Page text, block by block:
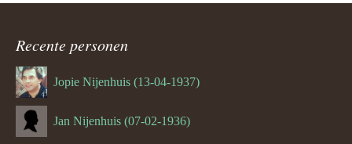
Recente personen
Jopie Nijenhuis (13-04-1937)
Jan Nijenhuis (07-02-1936)